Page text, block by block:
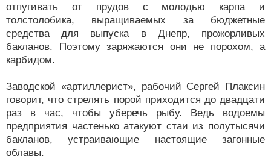
отпугивать от прудов с молодью карпа и
толстолобика, выращиваемых за бюджетные
средства для выпуска в Днепр, прожорливых
бакланов. Поэтому заряжаются они не порохом, а
карбидом.
Заводской «артиллерист», рабочий Сергей Плаксин
говорит, что стрелять порой приходится до двадцати
раз в час, чтобы уберечь рыбу. Ведь водоемы
предприятия частенько атакуют стаи из полутысячи
бакланов, устраивающие настоящие загонные
облавы.